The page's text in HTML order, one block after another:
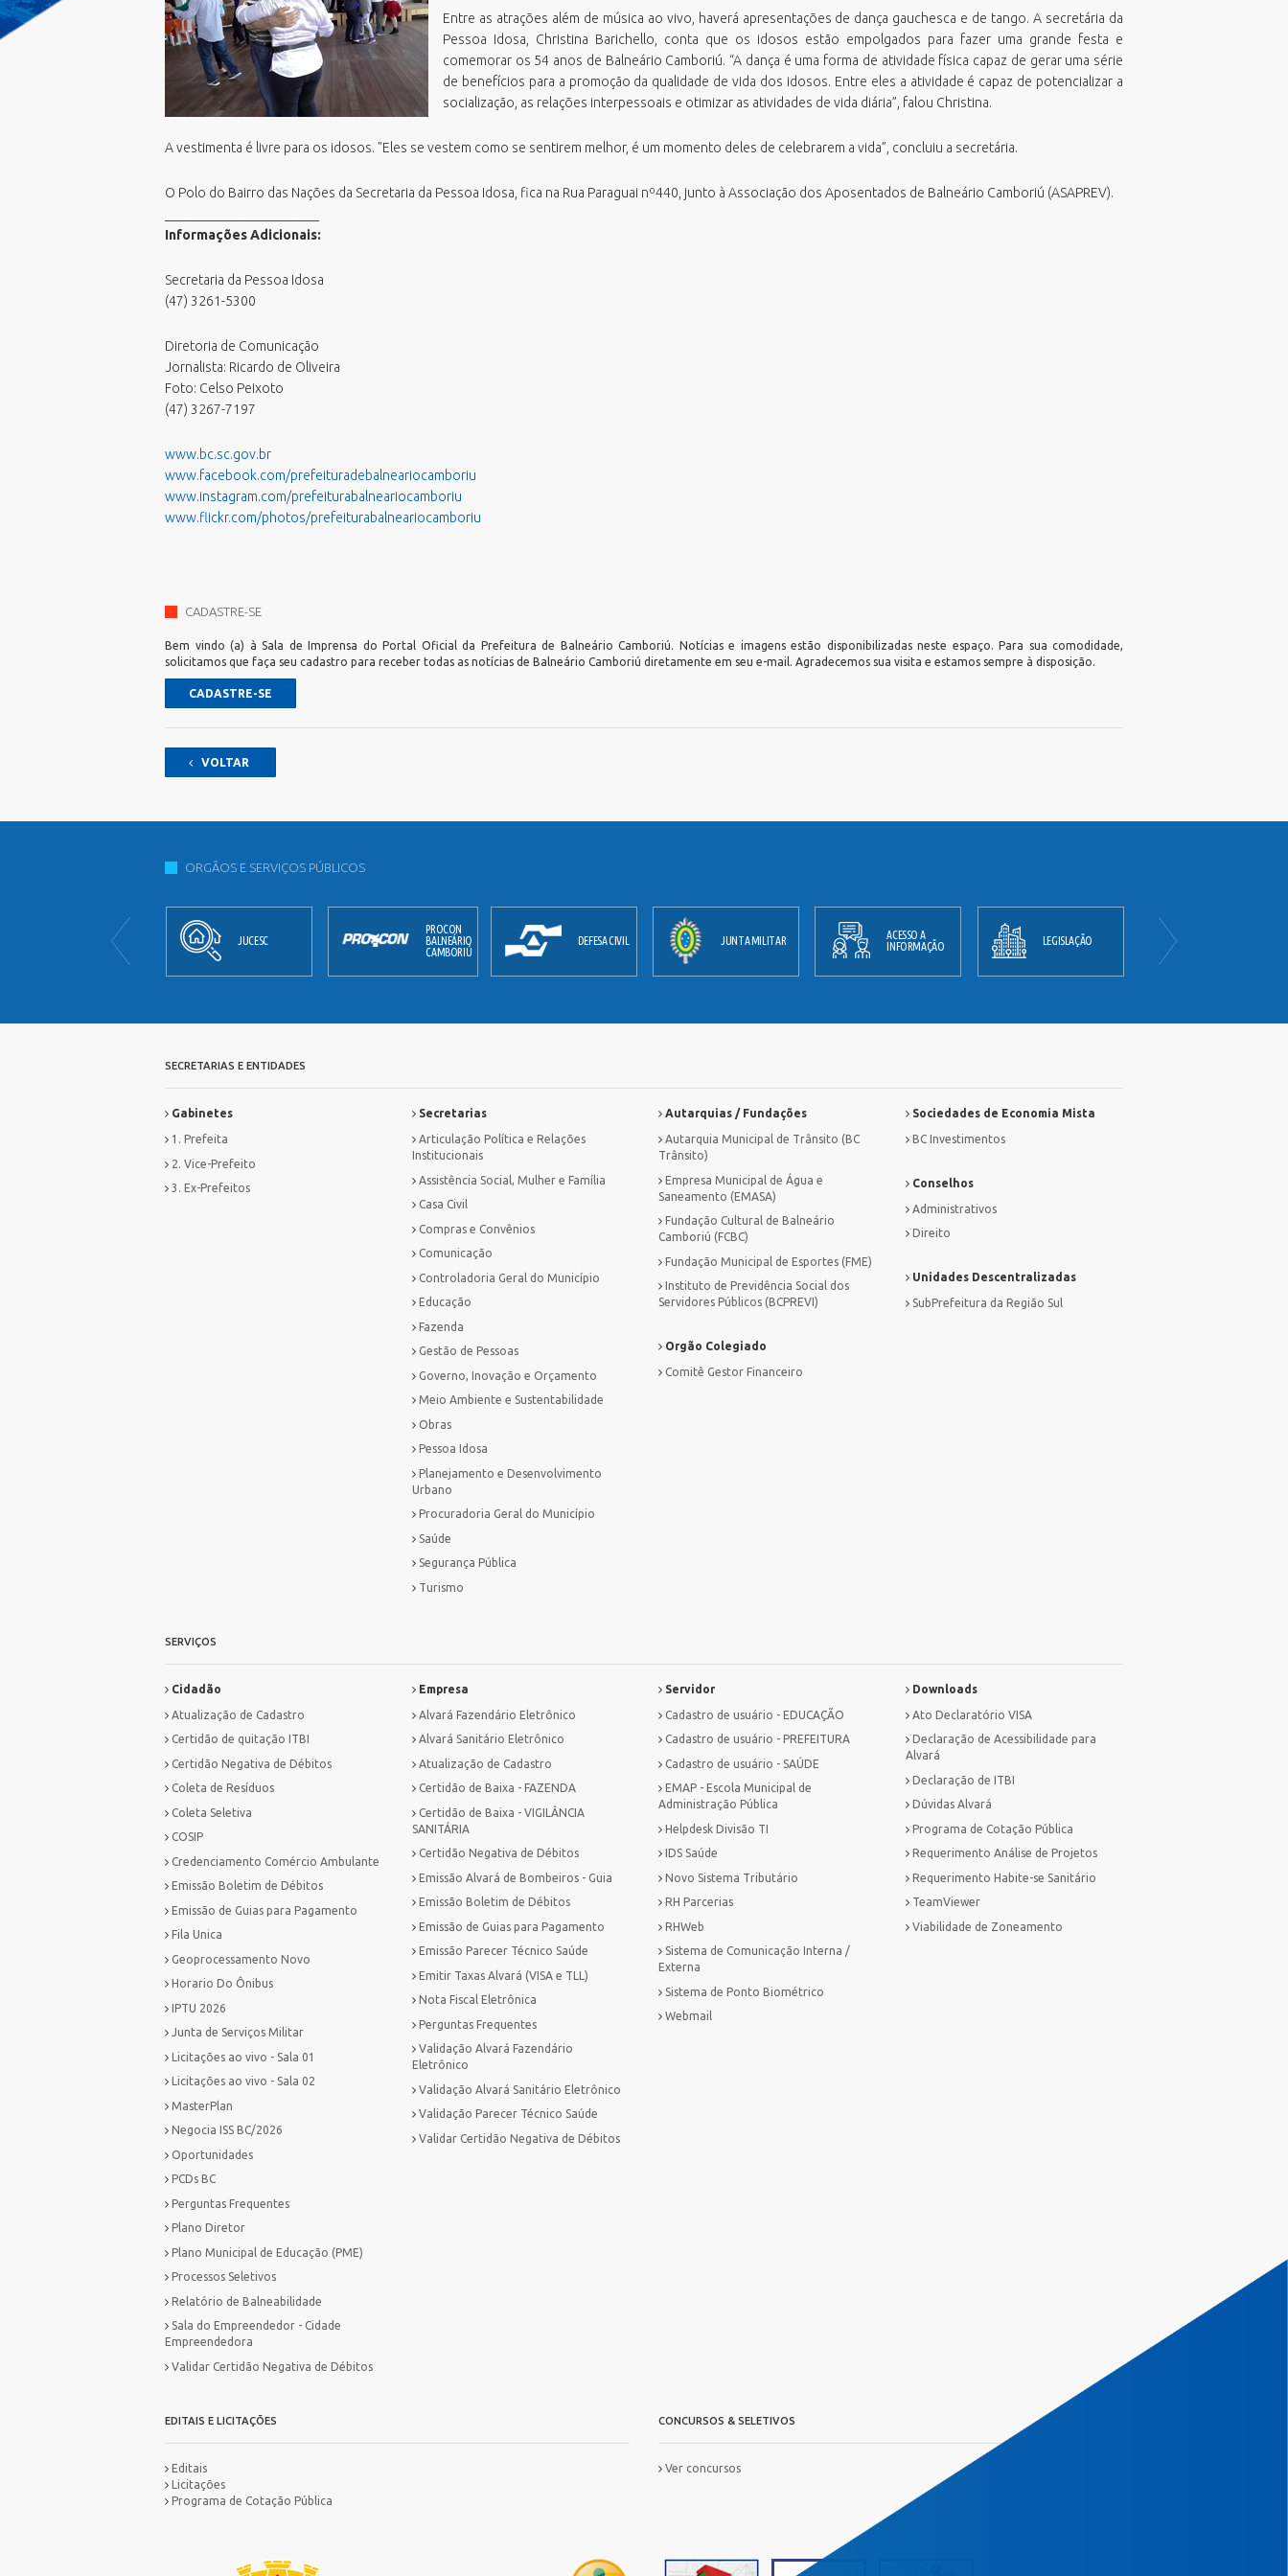
Fazenda
Gestão de Pessoas
Meio Ambiente e Sustentabilidade
Pessoa Idosa
Urbano
SubPrefeitura da Região Sul
Orgão Colegiado
Comitê Gestor Financeiro
Emissão de Guias para Pagamento
Fila Unica
Geoprocessamento Novo
Horario Do Ônibus
Licitações ao vivo - Sala 01
MasterPlan
Oportunidades
Perguntas Frequentes
Plano Diretor
Plano Municipal de Educação (PME)
Relatório de Balneabilidade
Sala do Empreendedor - Cidade
Empreendedora
Validar Certidão Negativa de Débitos
Emissão Boletim de Débitos
Emissão de Guias para Pagamento
Emitir Taxas Alvará (VISA e TLL)
Perguntas Frequentes
Validação Alvará Sanitário Eletrônico
RH Parcerias
RHWeb
Sistema de Comunicação Interna /
Externa
Webmail
Viabilidade de Zoneamento
Entre as atrações além de música ao vivo, haverá apresentações de dança gauchesca e de tango. A secretária da
Pessoa Idosa, Christina Barichello, conta que os idosos estão empolgados para fazer uma grande festa e
comemorar os 54 anos de Balneário Camboriú. “A dança é uma forma de atividade física capaz de gerar uma série
de benefícios para a promoção da qualidade de vida dos idosos. Entre eles a atividade é capaz de potencializar a
socialização, as relações interpessoais e otimizar as atividades de vida diária”, falou Christina.
A vestimenta é livre para os idosos. "Eles se vestem como se sentirem melhor, é um momento deles de celebrarem a vida”, concluiu a secretária.
O Polo do Bairro das Nações da Secretaria da Pessoa Idosa, fica na Rua Paraguai nº440, junto à Associação dos Aposentados de Balneário Camboriú (ASAPREV).
Informações Adicionais:
Secretaria da Pessoa Idosa
(47) 3261-5300
Diretoria de Comunicação
Jornalista: Ricardo de Oliveira
Foto: Celso Peixoto
(47) 3267-7197
www.bc.sc.gov.br
www.facebook.com/prefeituradebalneariocamboriu
www.instagram.com/prefeiturabalneariocamboriu
www.flickr.com/photos/prefeiturabalneariocamboriu
CADASTRE-SE
Bem vindo (a) à Sala de Imprensa do Portal Oficial da Prefeitura de Balneário Camboriú. Notícias e imagens estão disponibilizadas neste espaço. Para sua comodidade,
solicitamos que faça seu cadastro para receber todas as notícias de Balneário Camboriú diretamente em seu e-mail. Agradecemos sua visita e estamos sempre à disposição.
CADASTRE-SE
VOLTAR
ORGÃOS E SERVIÇOS PÚBLICOS
JORNAL
OFICIAL
JUCESC
PROCON
BALNEÁRIO
CAMBORIÚ
DEFESA CIVIL JUNTA MILITAR
ACESSO A
INFORMAÇÃO
LEGISLAÇÃO
SECRETARIAS E ENTIDADES
Gabinetes
1. Prefeita
2. Vice-Prefeito
3. Ex-Prefeitos
Secretarias
Articulação Política e Relações
Institucionais
Assistência Social, Mulher e Família
Casa Civil
Compras e Convênios
Comunicação
Controladoria Geral do Município
Educação
Fazenda
Gestão de Pessoas
Governo, Inovação e Orçamento
Meio Ambiente e Sustentabilidade
Obras
Pessoa Idosa
Planejamento e Desenvolvimento
Urbano
Procuradoria Geral do Município
Saúde
Segurança Pública
Turismo
Autarquias / Fundações
Autarquia Municipal de Trânsito (BC
Trânsito)
Empresa Municipal de Água e
Saneamento (EMASA)
Fundação Cultural de Balneário
Camboriú (FCBC)
Fundação Municipal de Esportes (FME)
Instituto de Previdência Social dos
Servidores Públicos (BCPREVI)
Sociedades de Economia Mista
BC Investimentos
Conselhos
Administrativos
Direito
Unidades Descentralizadas
SubPrefeitura da Região Sul
Orgão Colegiado
Comitê Gestor Financeiro
SERVIÇOS
Cidadão
Atualização de Cadastro
Certidão de quitação ITBI
Certidão Negativa de Débitos
Coleta de Resíduos
Coleta Seletiva
COSIP
Credenciamento Comércio Ambulante
Emissão Boletim de Débitos
Emissão de Guias para Pagamento
Fila Unica
Geoprocessamento Novo
Horario Do Ônibus
IPTU 2026
Junta de Serviços Militar
Licitações ao vivo - Sala 01
Licitações ao vivo - Sala 02
MasterPlan
Negocia ISS BC/2026
Oportunidades
PCDs BC
Perguntas Frequentes
Plano Diretor
Plano Municipal de Educação (PME)
Processos Seletivos
Relatório de Balneabilidade
Sala do Empreendedor - Cidade
Empreendedora
Validar Certidão Negativa de Débitos
Empresa
Alvará Fazendário Eletrônico
Alvará Sanitário Eletrônico
Atualização de Cadastro
Certidão de Baixa - FAZENDA
Certidão de Baixa - VIGILÂNCIA
SANITÁRIA
Certidão Negativa de Débitos
Emissão Alvará de Bombeiros - Guia
Emissão Boletim de Débitos
Emissão de Guias para Pagamento
Emissão Parecer Técnico Saúde
Emitir Taxas Alvará (VISA e TLL)
Nota Fiscal Eletrônica
Perguntas Frequentes
Validação Alvará Fazendário
Eletrônico
Validação Alvará Sanitário Eletrônico
Validação Parecer Técnico Saúde
Validar Certidão Negativa de Débitos
Servidor
Cadastro de usuário - EDUCAÇÃO
Cadastro de usuário - PREFEITURA
Cadastro de usuário - SAÚDE
EMAP - Escola Municipal de
Administração Pública
Helpdesk Divisão TI
IDS Saúde
Novo Sistema Tributário
RH Parcerias
RHWeb
Sistema de Comunicação Interna /
Externa
Sistema de Ponto Biométrico
Webmail
Downloads
Ato Declaratório VISA
Declaração de Acessibilidade para
Alvará
Declaração de ITBI
Dúvidas Alvará
Programa de Cotação Pública
Requerimento Análise de Projetos
Requerimento Habite-se Sanitário
TeamViewer
Viabilidade de Zoneamento
EDITAIS E LICITAÇÕES
Editais
Licitações
Programa de Cotação Pública
CONCURSOS & SELETIVOS
Ver concursos